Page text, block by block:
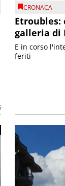
CRONACA
galleria di
E in corso
feriti